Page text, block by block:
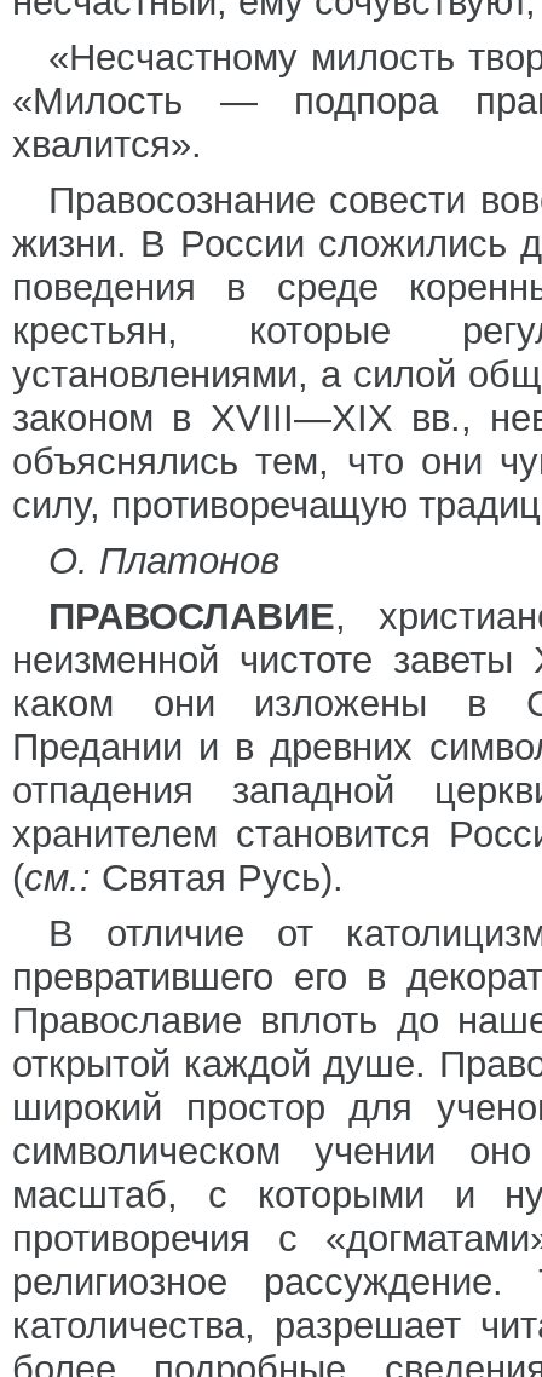
«Несчастному милость
«Милость — подпора
хвалится».
Правосознание совести
жизни. В России сложились
поведения в среде
крестьян, которые
установлениями, а силой
законом в XVIII—XIX вв.,
объяснялись тем, что они
силу, противоречащую
О. Платонов
ПРАВОСЛАВИЕ,
неизменной чистоте
каком они изложены в
Предании и в древних
отпадения западной
хранителем становится
(см.: Святая Русь).
В отличие от
превратившего его в
Православие вплоть до
открытой каждой душе.
широкий простор для
символическом учении
масштаб, с которыми и
противоречия с
религиозное
католичества, разрешает